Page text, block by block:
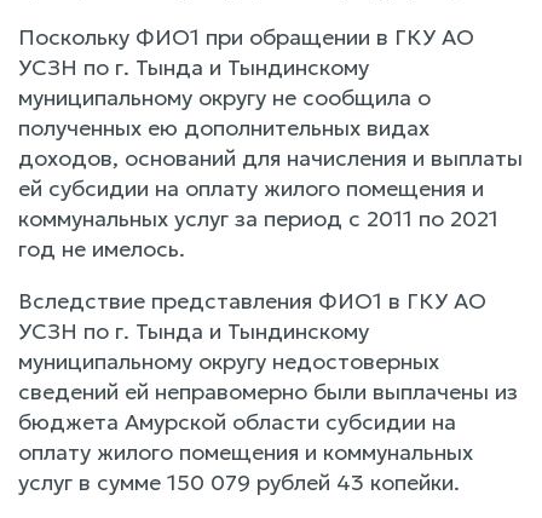
Поскольку ФИО1 при обращении в ГКУ АО
УСЗН по г. Тында и Тындинскому
муниципальному округу не сообщила о
полученных ею дополнительных видах
доходов, оснований для начисления и выплаты
ей субсидии на оплату жилого помещения и
коммунальных услуг за период с 2011 по 2021
год не имелось.
Вследствие представления ФИО1 в ГКУ АО
УСЗН по г. Тында и Тындинскому
муниципальному округу недостоверных
сведений ей неправомерно были выплачены из
бюджета Амурской области субсидии на
оплату жилого помещения и коммунальных
услуг в сумме 150 079 рублей 43 копейки.